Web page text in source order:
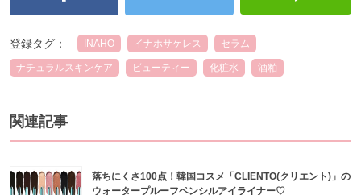
登録タグ： INAHO イナホサケレス セラム
ナチュラルスキンケア ビューティー 化粧水 酒粕
関連記事
落ちにくさ100点！韓国コスメ「CLIENTO(クリエント)」の
ウォータープルーフペンシルアイライナー♡